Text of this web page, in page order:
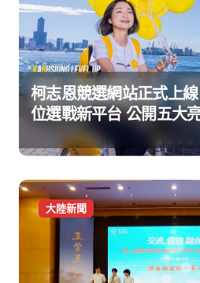
柯志恩競選網站正式上
位選戰新平台 公開五大
大陸新聞